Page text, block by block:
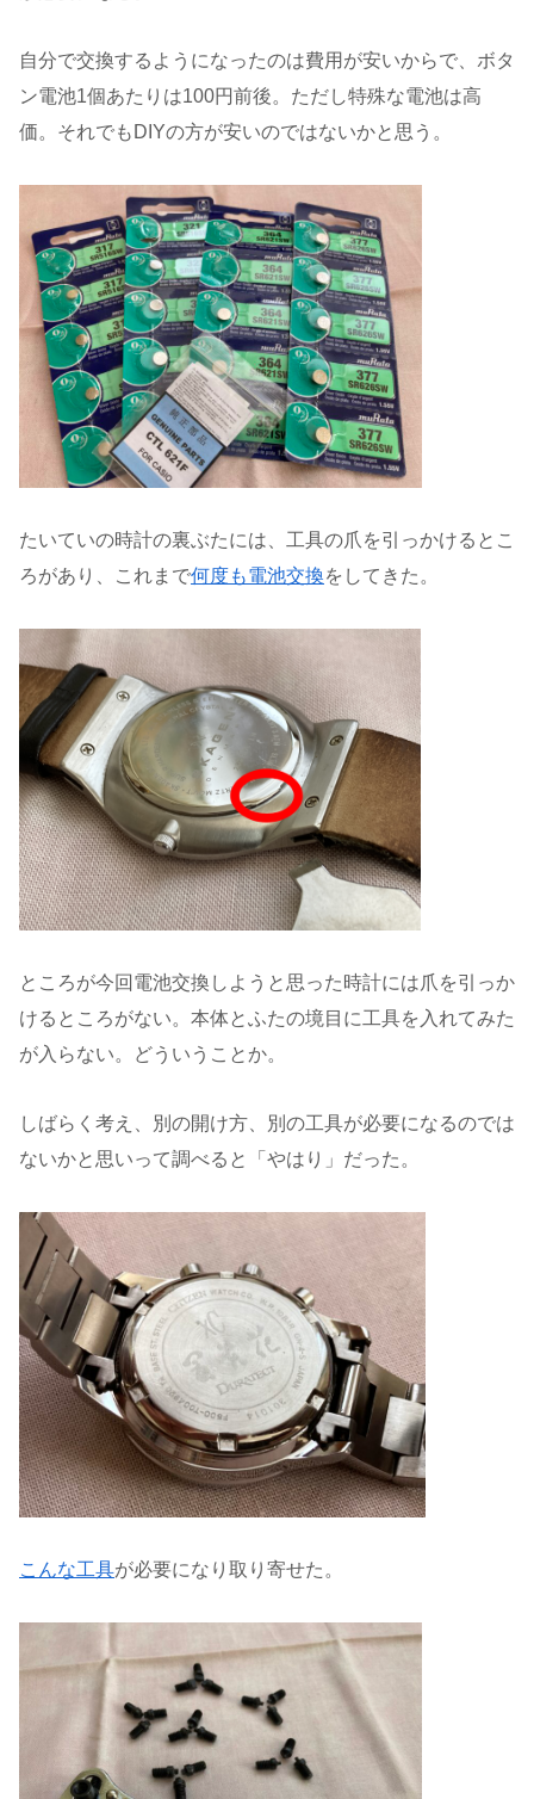
自分で交換するようになったのは費用が安いからで、ボタ
ン電池1個あたりは100円前後。ただし特殊な電池は高
価。それでもDIYの方が安いのではないかと思う。
たいていの時計の裏ぶたには、工具の爪を引っかけるとこ
ろがあり、これまで何度も電池交換をしてきた。
ところが今回電池交換しようと思った時計には爪を引っか
けるところがない。本体とふたの境目に工具を入れてみた
が入らない。どういうことか。
しばらく考え、別の開け方、別の工具が必要になるのでは
ないかと思いって調べると「やはり」だった。
こんな工具が必要になり取り寄せた。